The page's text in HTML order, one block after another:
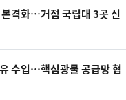
격화…거점 국립대 3곳 신
수입…핵심광물 공급망 협